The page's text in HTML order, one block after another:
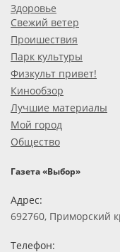
Здоровье
Свежий ветер
Проишествия
Парк культуры
Физкульт привет!
Кинообзор
Лучшие материалы
Мой город
Общество
Газета «Выбор»
Адрес:
692760, Приморский
Телефон: